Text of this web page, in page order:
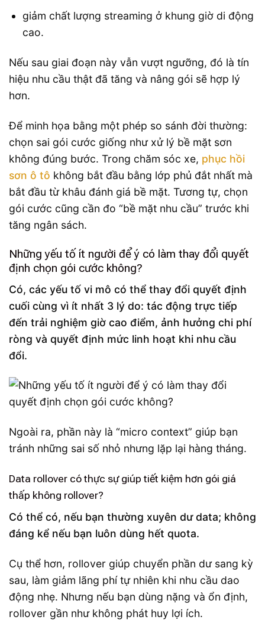
giảm chất lượng streaming ở khung giờ di động
cao.
Nếu sau giai đoạn này vẫn vượt ngưỡng, đó là tín
hiệu nhu cầu thật đã tăng và nâng gói sẽ hợp lý
hơn.
Để minh họa bằng một phép so sánh đời thường:
chọn sai gói cước giống như xử lý bề mặt sơn
không đúng bước. Trong chăm sóc xe, phục hồi
sơn ô tô không bắt đầu bằng lớp phủ đắt nhất mà
bắt đầu từ khâu đánh giá bề mặt. Tương tự, chọn
gói cước cũng cần đo “bề mặt nhu cầu” trước khi
tăng ngân sách.
Những yếu tố ít người để ý có làm thay đổi quyết
định chọn gói cước không?
Có, các yếu tố vi mô có thể thay đổi quyết định
cuối cùng vì ít nhất 3 lý do: tác động trực tiếp
đến trải nghiệm giờ cao điểm, ảnh hưởng chi phí
ròng và quyết định mức linh hoạt khi nhu cầu
đổi.
Ngoài ra, phần này là “micro context” giúp bạn
tránh những sai số nhỏ nhưng lặp lại hàng tháng.
Data rollover có thực sự giúp tiết kiệm hơn gói giá
thấp không rollover?
Có thể có, nếu bạn thường xuyên dư data; không
đáng kể nếu bạn luôn dùng hết quota.
Cụ thể hơn, rollover giúp chuyển phần dư sang kỳ
sau, làm giảm lãng phí tự nhiên khi nhu cầu dao
động nhẹ. Nhưng nếu bạn dùng nặng và ổn định,
rollover gần như không phát huy lợi ích.